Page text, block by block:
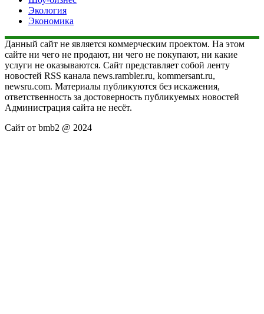
Экология
Экономика
Данный сайт не является коммерческим проектом. На этом
сайте ни чего не продают, ни чего не покупают, ни какие
услуги не оказываются. Сайт представляет собой ленту
новостей RSS канала news.rambler.ru, kommersant.ru,
newsru.com. Материалы публикуются без искажения,
ответственность за достоверность публикуемых новостей
Администрация сайта не несёт.
Сайт от bmb2 @ 2024